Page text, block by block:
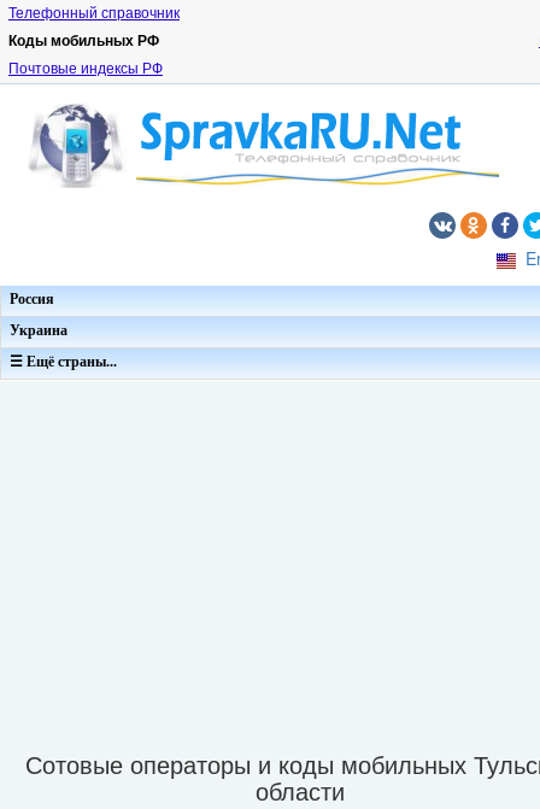
Телефонный справочник
Коды мобильных РФ
Почтовые индексы РФ
Россия
Украина
☰ Ещё страны...
Сотовые операторы и коды мобильных
области